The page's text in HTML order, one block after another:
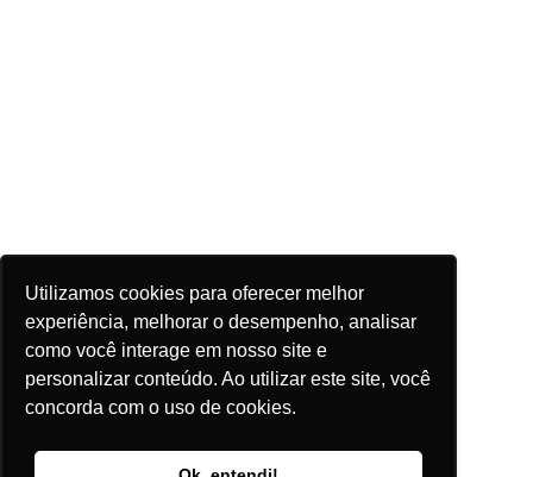
Utilizamos cookies para oferecer melhor
experiência, melhorar o desempenho, analisar
como você interage em nosso site e
personalizar conteúdo. Ao utilizar este site, você
concorda com o uso de cookies.